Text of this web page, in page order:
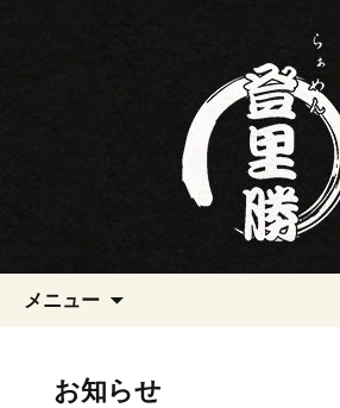
三重・桑名の寿司
らぁめん登里勝(と
ん登里勝(とりかつ)のブ
メニュー
お知らせ